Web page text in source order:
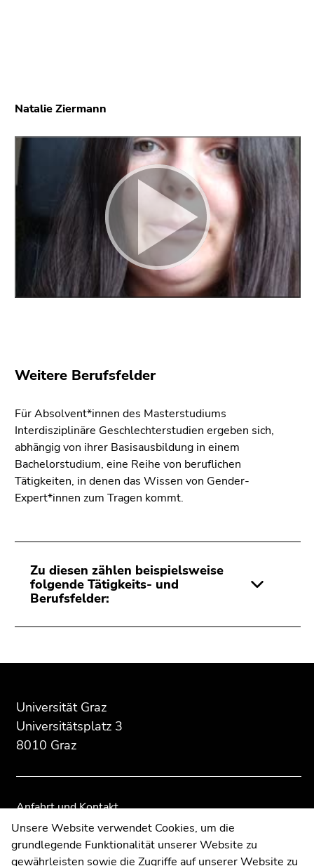
Natalie Ziermann
Weitere Berufsfelder
Für Absolvent*innen des Masterstudiums
Interdisziplinäre Geschlechterstudien ergeben sich,
abhängig von ihrer Basisausbildung in einem
Bachelorstudium, eine Reihe von beruflichen
Tätigkeiten, in denen das Wissen von Gender-
Expert*innen zum Tragen kommt.
Zu diesen zählen beispielsweise
folgende Tätigkeits- und
Berufsfelder:
Seitenbereichs:
Zusatzinformationen:
Universität Graz
Universitätsplatz 3
8010 Graz
Anfahrt und Kontakt
Kommunikation und Öffentlichkeitsarbeit
Moodle
Seitenbereichs.
Übersicht
Seitenbereichs.
Übersicht
Unsere Website verwendet Cookies, um die
grundlegende Funktionalität unserer Website zu
gewährleisten sowie die Zugriffe auf unserer Website zu